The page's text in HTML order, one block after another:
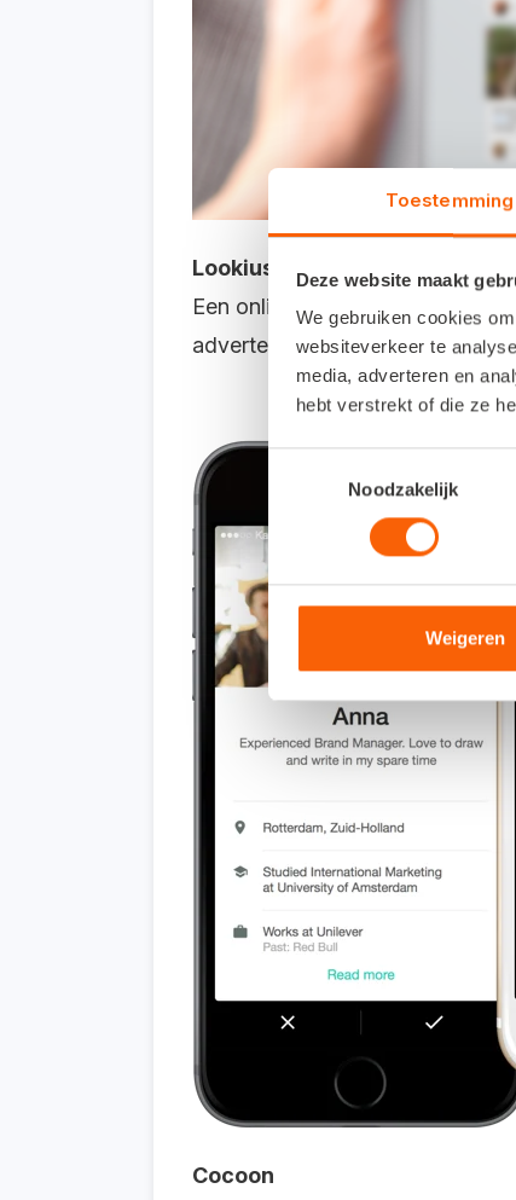
Toestemming
Deze website maakt
We gebruiken cookies
websiteverkeer te
media, adverteren en
hebt verstrekt of die ze
Noodzakelijk
Weigeren
Lookius
Een online berichtenbord
advertenties, berichten,
Cocoon